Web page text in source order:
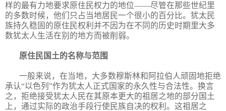
样的最有力地要求原住民权力的地位——尽管在那些世纪里
的多数时候，他们只占当地居民一个很小的百分比。犹太民
族持久稳固的原住民权利并不因为在不同的历史时期里大多
数犹太人生活在别的地方而被削弱。
原住民国土的名称与范围
一般来说，在当地，大多数穆斯林和阿拉伯人顽固地拒绝
承认“以色列”作为犹太人正式国家的永久性与合法性。换言
之，拒绝接受犹太人民在其原本更大的祖居之地的部分国土
上，通过实际的政治手段行使民族自决的权利。这祖居之